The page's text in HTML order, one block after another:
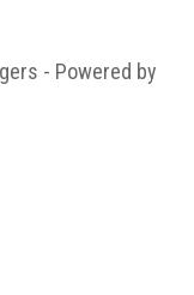
- Powered by